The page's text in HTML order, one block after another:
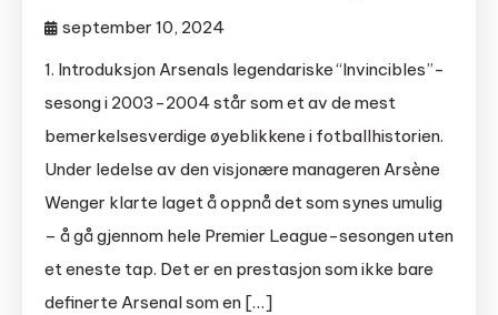
september 10, 2024
1. Introduksjon Arsenals legendariske “Invincibles”-
sesong i 2003-2004 står som et av de mest
bemerkelsesverdige øyeblikkene i fotballhistorien.
Under ledelse av den visjonære manageren Arsène
Wenger klarte laget å oppnå det som synes umulig
– å gå gjennom hele Premier League-sesongen uten
et eneste tap. Det er en prestasjon som ikke bare
definerte Arsenal som en […]